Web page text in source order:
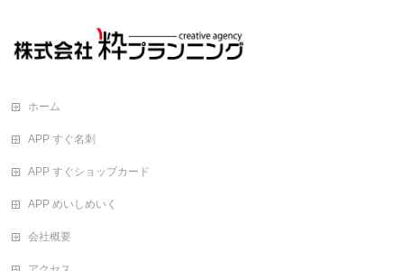
ホーム
APP すぐ名刺
APP すぐショップカード
APP めいしめいく
会社概要